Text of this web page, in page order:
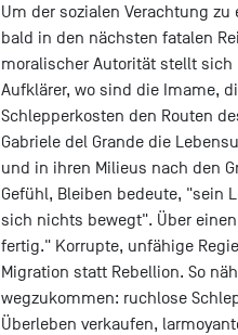
Um der sozialen Verachtung
bald in den nächsten fatalen
moralischer Autorität stellt sich
Aufklärer, wo sind die Imame,
Schlepperkosten den Routen
Gabriele del Grande die
und in ihren Milieus nach den
Gefühl, Bleiben bedeute, "sein
sich nichts bewegt". Über
fertig." Korrupte, unfähige
Migration statt Rebellion. So
wegzukommen: ruchlose
Überleben verkaufen,